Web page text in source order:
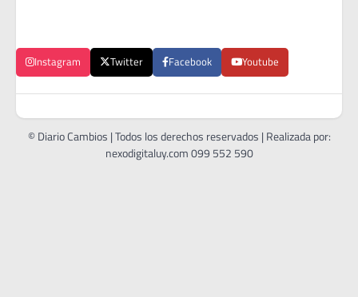
Instagram Twitter Facebook Youtube